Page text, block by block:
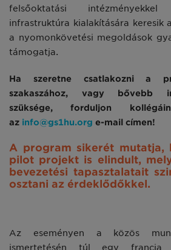
felsőoktatási
infrastruktúra kialakítására keresik
a nyomonkövetési megoldások
támogatja.
Ha szeretne csatlakozni a
szakaszához, vagy bővebb
szüksége, forduljon
az info@gs1hu.org e-mail címen!
A program sikerét mutatja,
pilot projekt is elindult,
bevezetési tapasztalatait
osztani az érdeklődőkkel.
Az eseményen a közös
ismertetésén túl egy